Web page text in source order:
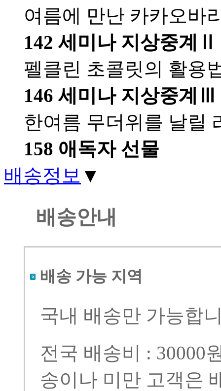
여름에 만난 카카오바
142 세미나 지상중계Ⅱ
펠클린 초콜릿의 활용
146 세미나 지상중계Ⅲ
한여름 무더위를 날릴
158 애독자 선물
배송정보 ▼
배송안내
배송 가능 지역
국내 배송만 가능합
전국 배송비 : 30000
송이나 미만 고객은